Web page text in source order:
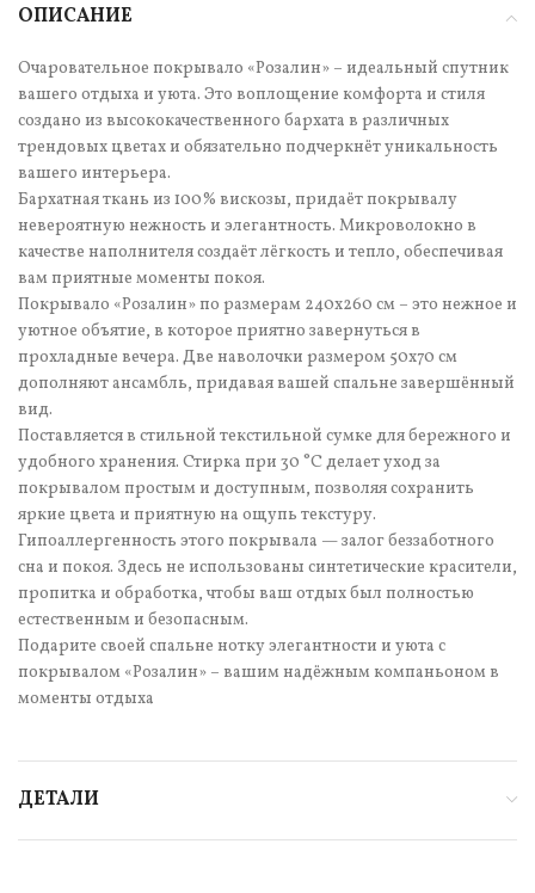
ОПИСАНИЕ
Очаровательное покрывало «Розалин» – идеальный спутник
вашего отдыха и уюта. Это воплощение комфорта и стиля
создано из высококачественного бархата в различных
трендовых цветах и обязательно подчеркнёт уникальность
вашего интерьера.
Бархатная ткань из 100% вискозы, придаёт покрывалу
невероятную нежность и элегантность. Микроволокно в
качестве наполнителя создаёт лёгкость и тепло, обеспечивая
вам приятные моменты покоя.
Покрывало «Розалин» по размерам 240х260 см – это нежное и
уютное объятие, в которое приятно завернуться в
прохладные вечера. Две наволочки размером 50х70 см
дополняют ансамбль, придавая вашей спальне завершённый
вид.
Поставляется в стильной текстильной сумке для бережного и
удобного хранения. Стирка при 30 °С делает уход за
покрывалом простым и доступным, позволяя сохранить
яркие цвета и приятную на ощупь текстуру.
Гипоаллергенность этого покрывала — залог беззаботного
сна и покоя. Здесь не использованы синтетические красители,
пропитка и обработка, чтобы ваш отдых был полностью
естественным и безопасным.
Подарите своей спальне нотку элегантности и уюта с
покрывалом «Розалин» – вашим надёжным компаньоном в
моменты отдыха
ДЕТАЛИ